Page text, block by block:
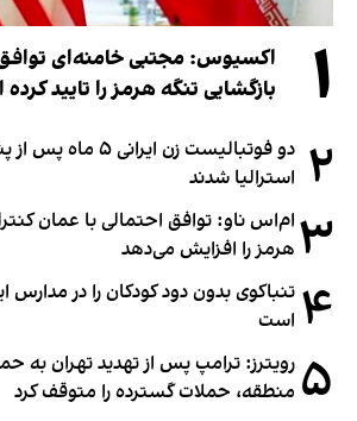
۱
اکسیوس: مجتبی خامنه‌ای
بازگشایی تنگه هرمز را تایید
۲
دو فوتبالیست زن
استرالیا شدند
۳ ام‌اس ناو: توافق احتمالی با عمان
هرمز را افزایش می‌دهد
۴ تنباکوی بدون دود کودکان را در مدارس
است
۵ رویترز: ترامپ پس از تهدید تهران به
منطقه، حملات گسترده را متوقف کرد